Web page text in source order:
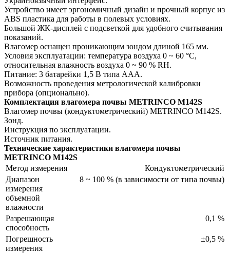
Устройство имеет эргономичный дизайн и прочный корпус из
ABS пластика для работы в полевых условиях.
Большой ЖК-дисплей с подсветкой для удобного считывания
показаний.
Влагомер оснащен проникающим зондом длиной 165 мм.
Условия эксплуатации: температура воздуха 0 ~ 60 °C,
относительная влажность воздуха 0 ~ 90 % RH.
Питание: 3 батарейки 1,5 В типа AAA.
Возможность проведения метрологической калибровки
прибора (опционально).
Комплектация влагомера почвы METRINCO M142S
Влагомер почвы (кондуктометрический) METRINCO M142S.
Зонд.
Инструкция по эксплуатации.
Источник питания.
Технические характеристики влагомера почвы
METRINCO M142S
Метод измерения
Кондуктометрический
Диапазон
измерения
объемной
влажности
8 ~ 100 % (в зависимости от типа почвы)
Разрешающая
способность
0,1 %
Погрешность
измерения
±0,5 %